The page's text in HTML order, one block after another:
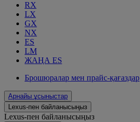
RX
LX
GX
NX
ES
LM
ЖАҢА ES
Брошюралар мен прайс-қағаздар
Арнайы ұсыныстар
Lexus-пен байланысыңыз
Lexus-пен байланысыңыз